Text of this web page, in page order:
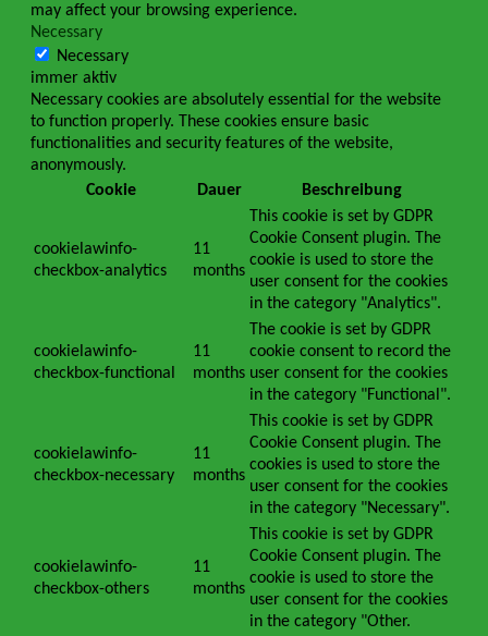
may affect your browsing experience.
Necessary
Necessary
immer aktiv
Necessary cookies are absolutely essential for the website
to function properly. These cookies ensure basic
functionalities and security features of the website,
anonymously.
Cookie
Dauer Beschreibung
cookielawinfo-
checkbox-analytics
11
months
This cookie is set by GDPR
Cookie Consent plugin. The
cookie is used to store the
user consent for the cookies
in the category "Analytics".
cookielawinfo-
checkbox-functional
11
months
The cookie is set by GDPR
cookie consent to record the
user consent for the cookies
in the category "Functional".
cookielawinfo-
checkbox-necessary
11
months
This cookie is set by GDPR
Cookie Consent plugin. The
cookies is used to store the
user consent for the cookies
in the category "Necessary".
cookielawinfo-
checkbox-others
11
months
This cookie is set by GDPR
Cookie Consent plugin. The
cookie is used to store the
user consent for the cookies
in the category "Other.